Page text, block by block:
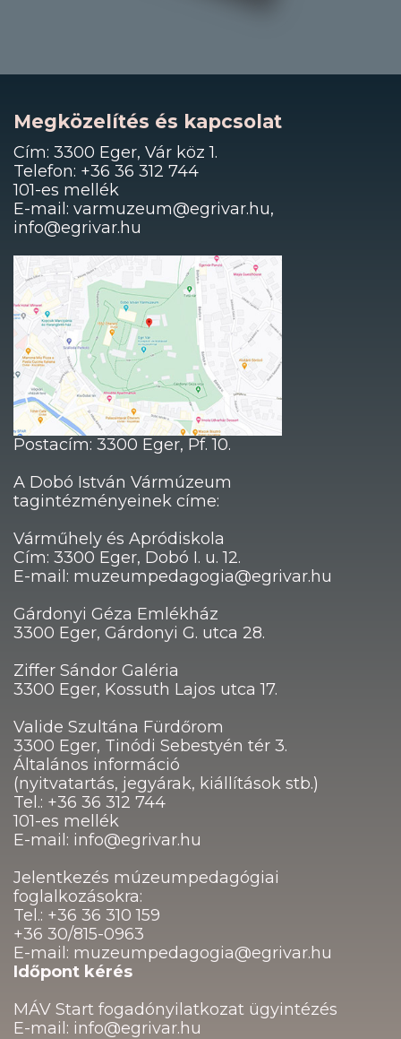
Megközelítés és kapcsolat
Cím: 3300 Eger, Vár köz 1.
Telefon: +36 36 312 744
101-es mellék
E-mail: varmuzeum@egrivar.hu,
info@egrivar.hu
Postacím: 3300 Eger, Pf. 10.
A Dobó István Vármúzeum
tagintézményeinek címe:
Várműhely és Apródiskola
Cím: 3300 Eger, Dobó I. u. 12.
E-mail: muzeumpedagogia@egrivar.hu
Gárdonyi Géza Emlékház
3300 Eger, Gárdonyi G. utca 28.
Ziffer Sándor Galéria
3300 Eger, Kossuth Lajos utca 17.
Valide Szultána Fürdőrom
3300 Eger, Tinódi Sebestyén tér 3.
Általános információ
(nyitvatartás, jegyárak, kiállítások stb.)
Tel.: +36 36 312 744
101-es mellék
E-mail: info@egrivar.hu
Jelentkezés múzeumpedagógiai
foglalkozásokra:
Tel.: +36 36 310 159
+36 30/815-0963
E-mail: muzeumpedagogia@egrivar.hu
Időpont kérés
MÁV Start fogadónyilatkozat ügyintézés
E-mail: info@egrivar.hu